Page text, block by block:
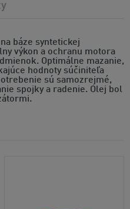
báze syntetickej
výkon a ochranu motora
Optimálne mazanie,
hodnoty súčiniteľa
sú samozrejmé,
spojky a radenie. Olej bol